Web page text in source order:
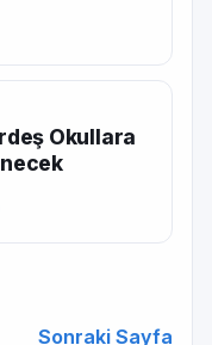
Okullara
Sonraki Sayfa